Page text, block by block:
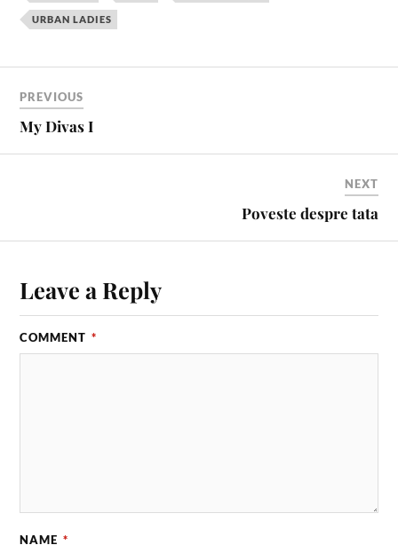
URBAN LADIES
PREVIOUS
My Divas I
NEXT
Poveste despre tata
Leave a Reply
COMMENT *
NAME *